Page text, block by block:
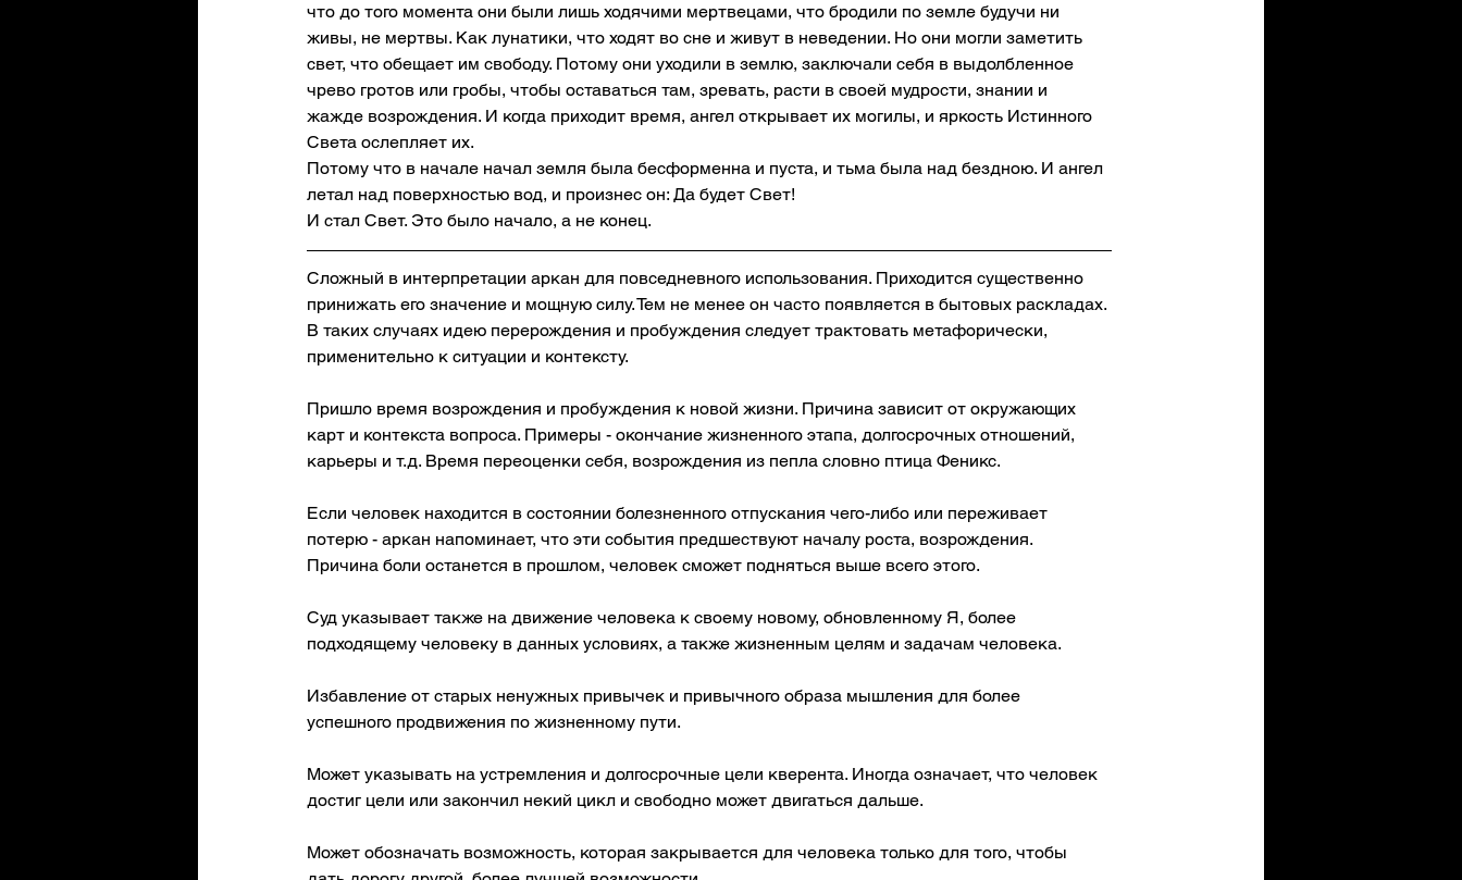
что до того момента они были лишь ходячими мертвецами, что бродили по земле будучи ни
живы, не мертвы. Как лунатики, что ходят во сне и живут в неведении. Но они могли заметить
свет, что обещает им свободу. Потому они уходили в землю, заключали себя в выдолбленное
чрево гротов или гробы, чтобы оставаться там, зревать, расти в своей мудрости, знании и
жажде возрождения. И когда приходит время, ангел открывает их могилы, и яркость Истинного
Света ослепляет их.
Потому что в начале начал земля была бесформенна и пуста, и тьма была над бездною. И ангел
летал над поверхностью вод, и произнес он: Да будет Свет!
И стал Свет. Это было начало, а не конец.
Сложный в интерпретации аркан для повседневного использования. Приходится существенно
принижать его значение и мощную силу. Тем не менее он часто появляется в бытовых раскладах.
В таких случаях идею перерождения и пробуждения следует трактовать метафорически,
применительно к ситуации и контексту.
Пришло время возрождения и пробуждения к новой жизни. Причина зависит от окружающих
карт и контекста вопроса. Примеры - окончание жизненного этапа, долгосрочных отношений,
карьеры и т.д. Время переоценки себя, возрождения из пепла словно птица Феникс.
Если человек находится в состоянии болезненного отпускания чего-либо или переживает
потерю - аркан напоминает, что эти события предшествуют началу роста, возрождения.
Причина боли останется в прошлом, человек сможет подняться выше всего этого.
Суд указывает также на движение человека к своему новому, обновленному Я, более
подходящему человеку в данных условиях, а также жизненным целям и задачам человека.
Избавление от старых ненужных привычек и привычного образа мышления для более
успешного продвижения по жизненному пути.
Может указывать на устремления и долгосрочные цели кверента. Иногда означает, что человек
достиг цели или закончил некий цикл и свободно может двигаться дальше.
Может обозначать возможность, которая закрывается для человека только для того, чтобы